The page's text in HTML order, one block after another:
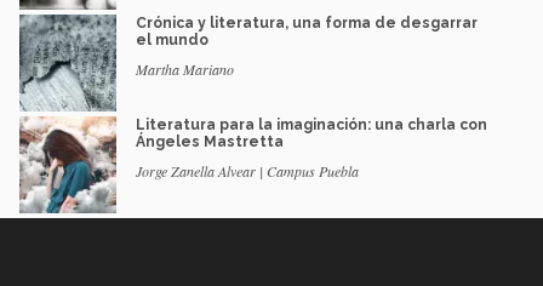
Crónica y literatura, una forma de desgarrar
el mundo
Martha Mariano
Literatura para la imaginación: una charla con
Ángeles Mastretta
Jorge Zanella Alvear | Campus Puebla